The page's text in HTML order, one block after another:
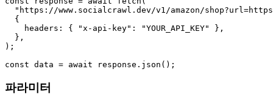
"https://www.socialcrawl.dev/v1/amazon/
  {
    headers: { "x-api-key": "YOUR_API_KEY" },
  },
);
const data = await response.json();
파라미터